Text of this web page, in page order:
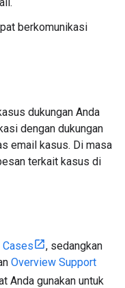
berkomunikasi
dukungan Anda
dengan dukungan
email kasus. Di masa
terkait kasus di
Cases
, sedangkan
Overview Support
Anda gunakan untuk